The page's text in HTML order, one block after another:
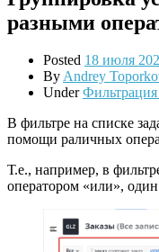
разными
Posted 18 июля
ByAndrey
UnderФильтрация
В фильтре на списке
помощи раличных
Т.е., например, в
оператором «или»,